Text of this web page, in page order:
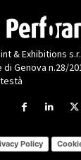
& Exhibitions
Genova n.28/
Policy